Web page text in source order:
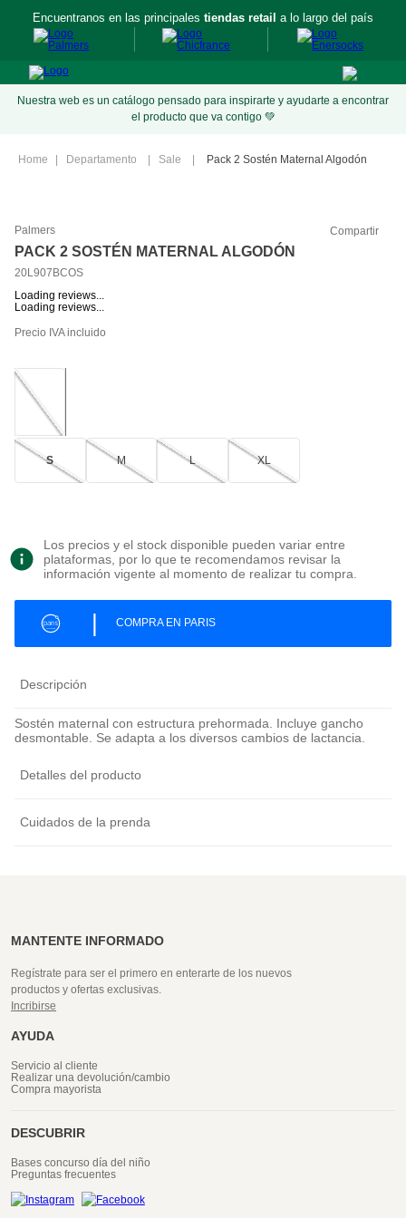
Encuentranos en las principales tiendas retail a lo largo del país
Nuestra web es un catálogo pensado para inspirarte y ayudarte a encontrar
el producto que va contigo 💚
Departamento Sale Pack 2 Sostén Maternal Algodón
Palmers Compartir
PACK 2 SOSTÉN MATERNAL ALGODÓN
20L907BCOS
Loading reviews...
Loading reviews...
Precio IVA incluido
S M L XL
Los precios y el stock disponible pueden variar entre
plataformas, por lo que te recomendamos revisar la
información vigente al momento de realizar tu compra.
| COMPRA EN PARIS
Descripción
Sostén maternal con estructura prehormada. Incluye gancho
desmontable. Se adapta a los diversos cambios de lactancia.
Detalles del producto
Cuidados de la prenda
MANTENTE INFORMADO
Regístrate para ser el primero en enterarte de los nuevos
productos y ofertas exclusivas.
Incribirse
AYUDA
Servicio al cliente
Realizar una devolución/cambio
Compra mayorista
DESCUBRIR
Bases concurso día del niño
Preguntas frecuentes